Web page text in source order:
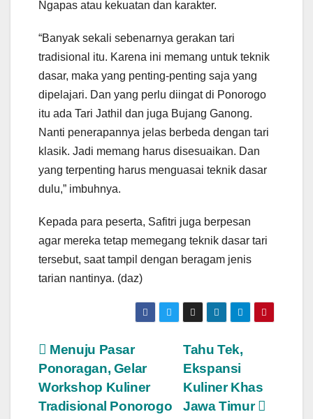
Ngapas atau kekuatan dan karakter.
“Banyak sekali sebenarnya gerakan tari
tradisional itu. Karena ini memang untuk teknik
dasar, maka yang penting-penting saja yang
dipelajari. Dan yang perlu diingat di Ponorogo
itu ada Tari Jathil dan juga Bujang Ganong.
Nanti penerapannya jelas berbeda dengan tari
klasik. Jadi memang harus disesuaikan. Dan
yang terpenting harus menguasai teknik dasar
dulu,” imbuhnya.
Kepada para peserta, Safitri juga berpesan
agar mereka tetap memegang teknik dasar tari
tersebut, saat tampil dengan beragam jenis
tarian nantinya. (daz)
Post
navigation
Tahu Tek,
Ekspansi
Kuliner Khas
Jawa Timur
Menuju Pasar
Ponoragan, Gelar
Workshop Kuliner
Tradisional Ponorogo